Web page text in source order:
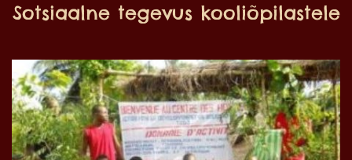
Sotsiaalne tegevus kooliõpilastele